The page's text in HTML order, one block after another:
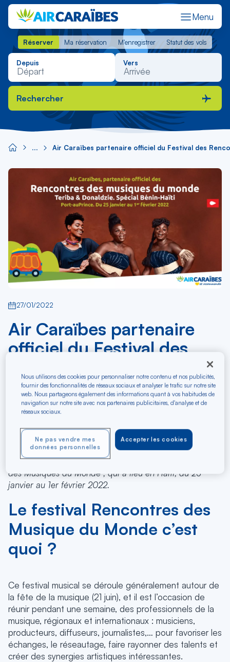
Menu
Réserver Ma réservation M'enregistrer Statut des vols
Réserver Ma réservation M'enregistrer Statut des vols
Depuis Vers
Rechercher
Air Caraïbes partenaire officiel du Festival des
27/01/2022
Air Caraïbes partenaire
officiel du Festival des
Rencontres des musiques
du monde
Partenariats
Air Caraïbes, la Compagnie Spécialiste des Caraïbes,
est heureuse de se joindre à l’Association culturelle
“Tamise”, pour vous présenter le festival “Rencontres
des Musiques du Monde”, qui a lieu en Haïti, du 25
janvier au 1er février 2022.
Le festival Rencontres des
Musique du Monde c’est
quoi ?
Ce festival musical se déroule généralement autour de
la fête de la musique (21 juin), et il est l’occasion de
réunir pendant une semaine, des professionnels de la
musique, régionaux et internationaux : musiciens,
producteurs, diffuseurs, journalistes,… pour favoriser les
échanges, le réseautage, faire rayonner des talents et
créer des synergies artistiques intéressantes.
Nous utilisons des cookies pour personnaliser notre contenu et nos publicités,
fournir des fonctionnalités de réseaux sociaux et analyser le trafic sur notre site
web. Nous partageons également des informations quant à vos habitudes de
navigation sur notre site avec nos partenaires publicitaires, d'analyse et de
réseaux sociaux.
Accepter les cookies
Ne pas vendre mes
données personnelles